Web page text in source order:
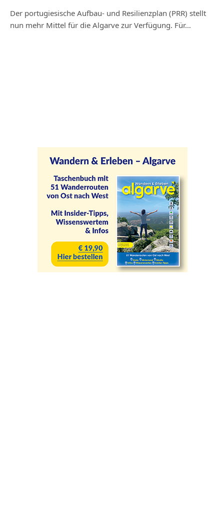
Der portugiesische Aufbau- und Resilienzplan (PRR) stellt
nun mehr Mittel für die Algarve zur Verfügung. Für…